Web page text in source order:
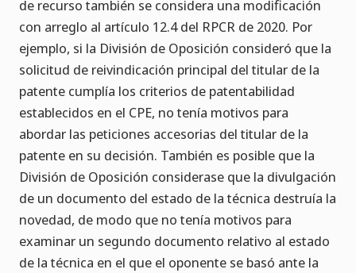
de recurso también se considera una modificación
con arreglo al artículo 12.4 del RPCR de 2020. Por
ejemplo, si la División de Oposición consideró que la
solicitud de reivindicación principal del titular de la
patente cumplía los criterios de patentabilidad
establecidos en el CPE, no tenía motivos para
abordar las peticiones accesorias del titular de la
patente en su decisión. También es posible que la
División de Oposición considerase que la divulgación
de un documento del estado de la técnica destruía la
novedad, de modo que no tenía motivos para
examinar un segundo documento relativo al estado
de la técnica en el que el oponente se basó ante la